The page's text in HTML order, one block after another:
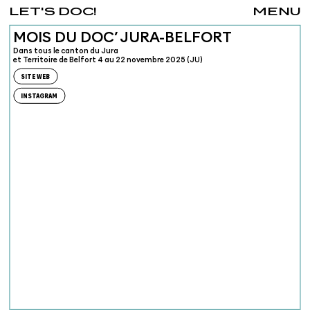
MENU
LET'S DOC!
MOIS DU DOC’ JURA-BELFORT
Dans tous le canton du Jura
et Territoire de Belfort 4 au 22 novembre 2025 (JU)
SITE WEB
INSTAGRAM